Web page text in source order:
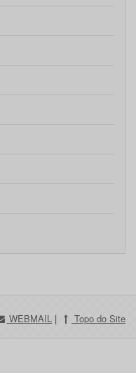
WEBMAIL | Topo do Site